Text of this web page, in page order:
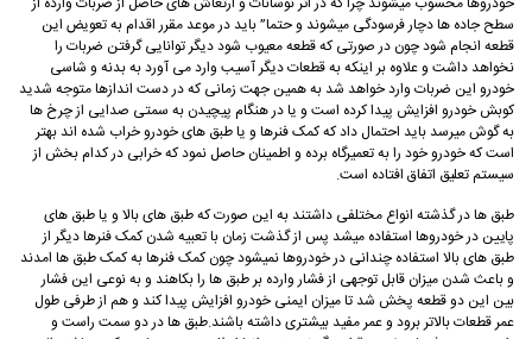
سطح جاده ها دچار فرسودگی میشوند و حتما” باید در موعد مقرر اقدام به تعویض این
قطعه انجام شود چون در صورتی که قطعه معیوب شود دیگر توانایی گرفتن ضربات را
نخواهد داشت و علاوه بر اینکه به قطعات دیگر آسیب وارد می آورد به بدنه و شاسی
خودرو این ضربات وارد خواهد شد به همین جهت زمانی که در دست اندازها متوجه شدید
کوبش خودرو افزایش پیدا کرده است و یا در هنگام پیچیدن به سمتی صدایی از چرخ ها
به گوش میرسد باید احتمال داد که کمک فنرها و یا طبق های خودرو خراب شده اند بهتر
است که خودرو خود را به تعمیرگاه برده و اطمینان حاصل نمود که خرابی در کدام بخش از
سیستم تعلیق اتفاق افتاده است.
طبق ها در گذشته انواع مختلفی داشتند به این صورت که طبق های بالا و یا طبق های
پایین در خودروها استفاده میشد پس از گذشت زمان با تعبیه شدن کمک فنرها دیگر از
طبق های بالا استفاده چندانی در خودروها نمیشود چون کمک فنرها به کمک طبق ها امدند
و باعث شدن میزان قابل توجهی از فشار وارده بر طبق ها را بکاهند و به نوعی این فشار
بین این دو قطعه پخش شد تا میزان ایمنی خودرو افزایش پیدا کند و هم از طرفی طول
عمر قطعات بالاتر برود و عمر مفید بیشتری داشته باشند.طبق ها در دو سمت راست و